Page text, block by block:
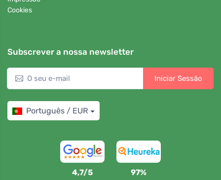
Cookies
Subscrever a nossa newsletter
Iniciar Sessão
Português / EUR
4,7/5 97%